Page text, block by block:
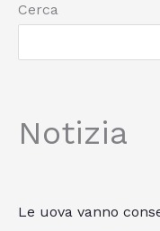
Cerca
Notizia
Le uova vanno